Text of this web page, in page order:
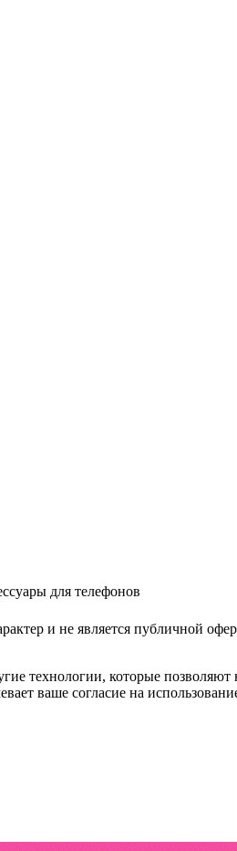
для телефонов
и не является публичной
технологии, которые
ваше согласие на